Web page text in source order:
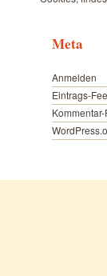
Meta
Anmelden
Eintrags-